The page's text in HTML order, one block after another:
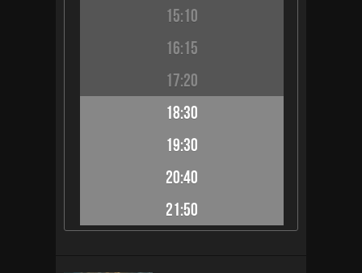
15:10
16:15
17:20
18:30
19:30
20:40
21:50